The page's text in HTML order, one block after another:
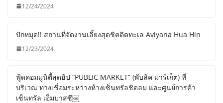
12/24/2024
ปักหมุด!! สถานที่จัดงานเลี้ยงสุดชิคติดทะเล Aviyana Hua Hin
12/23/2024
ฟู้ดคอมมูนิตี้สุดฮิป “PUBLIC MARKET” (พับลิค มาร์เก็ต) ที่
บริเวณ ทางเชื่อมระหว่างห้างเซ็นทรัลชิดลม และศูนย์การค้า
เซ็นทรัล เอ็มบาสซี￼